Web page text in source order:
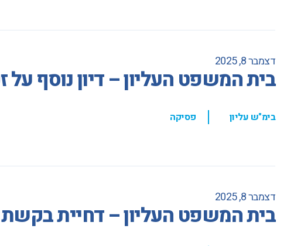
דצמבר 8, 2025
בית המשפט העליון – דיון נוסף
בימ"ש עליון , פסיקה
דצמבר 8, 2025
בית המשפט העליון – דחיית